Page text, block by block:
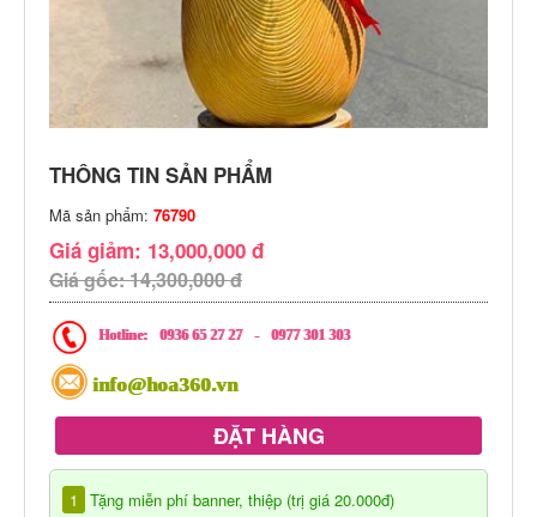
THÔNG TIN SẢN PHẨM
Mã sản phẩm: 76790
Giá giảm: 13,000,000 đ
Giá gốc: 14,300,000 đ
Hotline: 0936 65 27 27 - 0977 301 303
info@hoa360.vn
ĐẶT HÀNG
1
Tặng miễn phí banner, thiệp (trị giá 20.000đ)